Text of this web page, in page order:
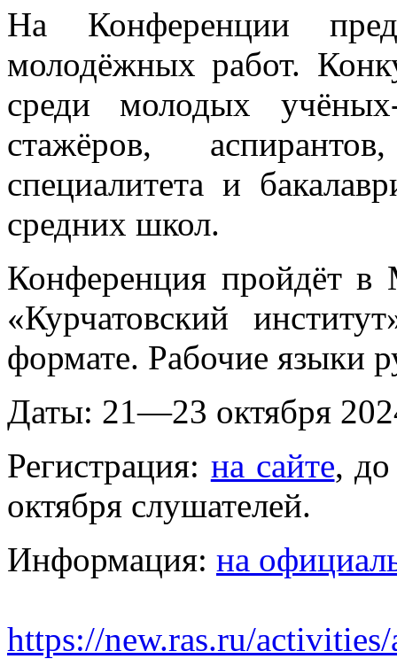
На Конференции
молодёжных работ.
среди молодых учёных-
стажёров,
специалитета и
средних школ.
Конференция пройдёт
«Курчатовский
формате. Рабочие языки
Даты: 21—23 октября
Регистрация: на сайте,
октября слушателей.
Информация: на
https://new.ras.ru/